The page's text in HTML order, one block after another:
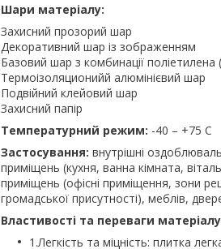
Шари матеріалу:
Захисний прозорий шар
Декоративний шар із зображенням
Базовий шар з комбинації поліетилена
Термоізоляционийй алюмінієвий шар
Подвійний клейовий шар
Захисний папір
Температурний режим: -40 – +75 С
Застосування: внутрішні
приміщень (кухня, ванна кімната,
приміщень (офісні приміщення, зони
громадської присутності), меблів,
Властивості та переваги
1.Легкість та міцність: плитка